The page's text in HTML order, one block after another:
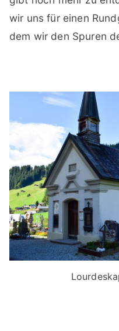
wir uns für einen
dem wir den Spuren